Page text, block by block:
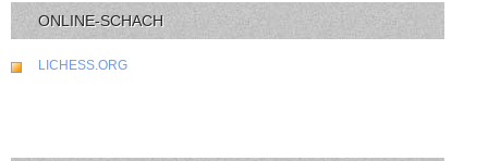
ONLINE-SCHACH
LICHESS.ORG